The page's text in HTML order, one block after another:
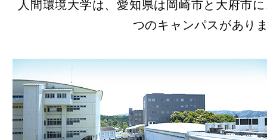
交通アク
学部／大
心理学部
環境科学
人間環境大学は、愛知県は岡崎市と大府市
つのキャンパスがあり